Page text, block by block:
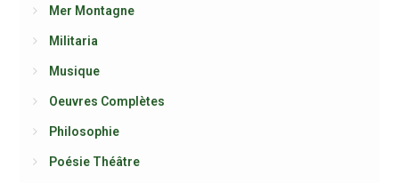
Mer Montagne
Militaria
Musique
Oeuvres Complètes
Philosophie
Poésie Théâtre